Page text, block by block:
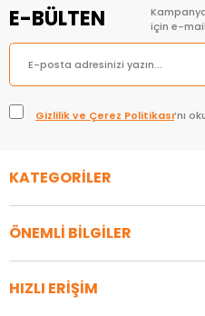
E-BÜLTEN
için e-
Gizlilik ve Çerez Politikası’nı
KATEGORİLER
ÖNEMLİ BİLGİLER
HIZLI ERİŞİM